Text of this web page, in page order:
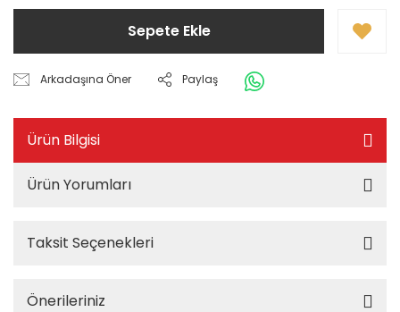
Sepete Ekle
Arkadaşına Öner Paylaş
Ürün Bilgisi
Ürün Yorumları
Taksit Seçenekleri
Önerileriniz